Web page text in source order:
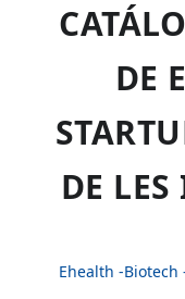
DE
DE
Ehealth -Biotech